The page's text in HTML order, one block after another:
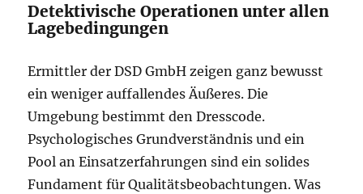
Detektivische Operationen unter allen
Lagebedingungen
Ermittler der DSD GmbH zeigen ganz bewusst
ein weniger auffallendes Äußeres. Die
Umgebung bestimmt den Dresscode.
Psychologisches Grundverständnis und ein
Pool an Einsatzerfahrungen sind ein solides
Fundament für Qualitätsbeobachtungen. Was